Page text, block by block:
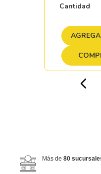
Cantidad
Más de 80